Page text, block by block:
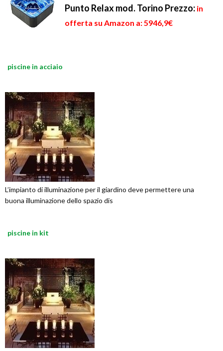
Punto Relax mod. Torino Prezzo: in
offerta su Amazon a: 5946,9€
piscine in acciaio
L’impianto di illuminazione per il giardino deve permettere una
buona illuminazione dello spazio dis
piscine in kit